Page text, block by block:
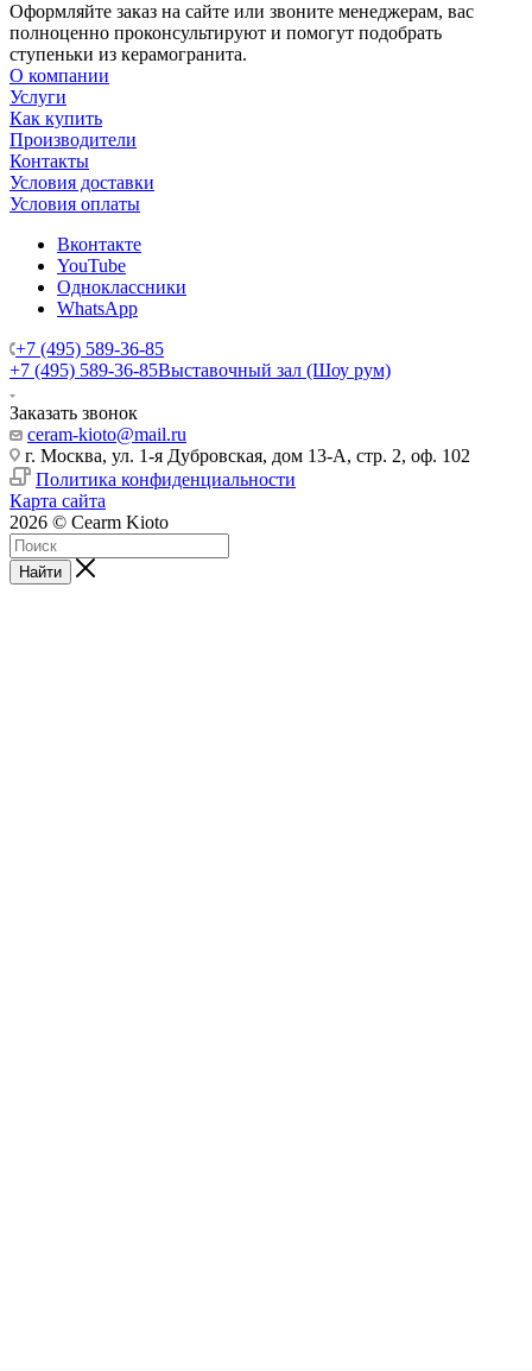
Оформляйте заказ на сайте или звоните менеджерам, вас
полноценно проконсультируют и помогут подобрать
ступеньки из керамогранита.
О компании
Услуги
Как купить
Производители
Контакты
Условия доставки
Условия оплаты
Вконтакте
YouTube
Одноклассники
WhatsApp
+7 (495) 589-36-85
+7 (495) 589-36-85Выставочный зал (Шоу рум)
Заказать звонок
ceram-kioto@mail.ru
г. Москва, ул. 1-я Дубровская, дом 13-А, стр. 2, оф. 102
Политика конфиденциальности
Карта сайта
2026 © Cearm Kioto
Найти